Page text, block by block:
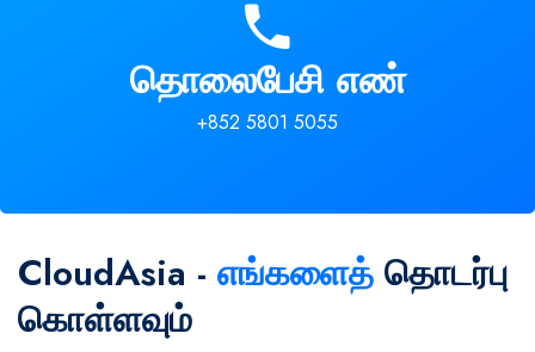
தொலைபேசி எண்
+852 5801 5055
CloudAsia - எங்களைத் தொடர்பு
கொள்ளவும்